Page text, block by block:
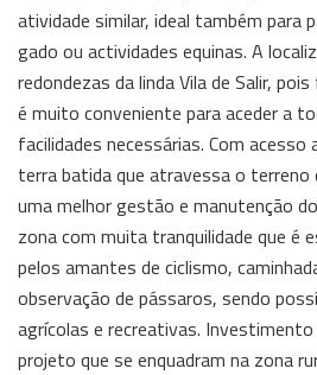
atividade similar, ideal também para
gado ou actividades equinas. A
redondezas da linda Vila de Salir,
é muito conveniente para aceder a
facilidades necessárias. Com
terra batida que atravessa o
uma melhor gestão e manutenção
zona com muita tranquilidade que é
pelos amantes de ciclismo,
observação de pássaros, sendo
agrícolas e recreativas. Investimento
projeto que se enquadram na zona